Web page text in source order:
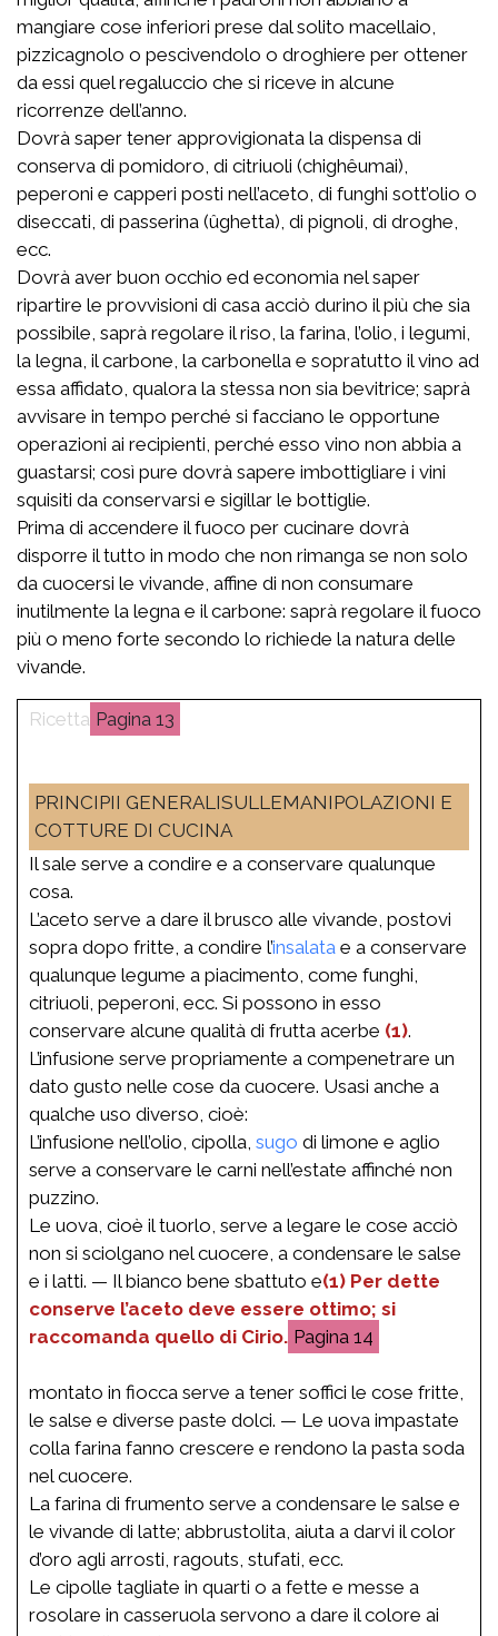
mangiare cose inferiori prese dal solito macellaio,
pizzicagnolo o pescivendolo o droghiere per ottener
da essi quel regaluccio che si riceve in alcune
ricorrenze dell’anno.
Dovrà saper tener approvigionata la dispensa di
conserva di pomidoro, di citriuoli (chighêumai),
peperoni e capperi posti nell’aceto, di funghi sott’olio o
diseccati, di passerina (ûghetta), di pignoli, di droghe,
ecc.
Dovrà aver buon occhio ed economia nel saper
ripartire le provvisioni di casa acciò durino il più che sia
possibile, saprà regolare il riso, la farina, l’olio, i legumi,
la legna, il carbone, la carbonella e sopratutto il vino ad
essa affidato, qualora la stessa non sia bevitrice; saprà
avvisare in tempo perché si facciano le opportune
operazioni ai recipienti, perché esso vino non abbia a
guastarsi; così pure dovrà sapere imbottigliare i vini
squisiti da conservarsi e sigillar le bottiglie.
Prima di accendere il fuoco per cucinare dovrà
disporre il tutto in modo che non rimanga se non solo
da cuocersi le vivande, affine di non consumare
inutilmente la legna e il carbone: saprà regolare il fuoco
più o meno forte secondo lo richiede la natura delle
vivande.
13
PRINCIPII GENERALISULLEMANIPOLAZIONI E
COTTURE DI CUCINA
Il sale serve a condire e a conservare qualunque
cosa.
L’aceto serve a dare il brusco alle vivande, postovi
sopra dopo fritte, a condire l’insalata e a conservare
qualunque legume a piacimento, come funghi,
citriuoli, peperoni, ecc. Si possono in esso
conservare alcune qualità di frutta acerbe (1).
L’infusione serve propriamente a compenetrare un
dato gusto nelle cose da cuocere. Usasi anche a
qualche uso diverso, cioè:
L’infusione nell’olio, cipolla, sugo di limone e aglio
serve a conservare le carni nell’estate affinché non
puzzino.
Le uova, cioè il tuorlo, serve a legare le cose acciò
non si sciolgano nel cuocere, a condensare le salse
e i latti. — Il bianco bene sbattuto e(1) Per dette
conserve l’aceto deve essere ottimo; si
raccomanda quello di Cirio.
14
montato in fiocca serve a tener soffici le cose fritte,
le salse e diverse paste dolci. — Le uova impastate
colla farina fanno crescere e rendono la pasta soda
nel cuocere.
La farina di frumento serve a condensare le salse e
le vivande di latte; abbrustolita, aiuta a darvi il color
d’oro agli arrosti, ragouts, stufati, ecc.
Le cipolle tagliate in quarti o a fette e messe a
rosolare in casseruola servono a dare il colore ai